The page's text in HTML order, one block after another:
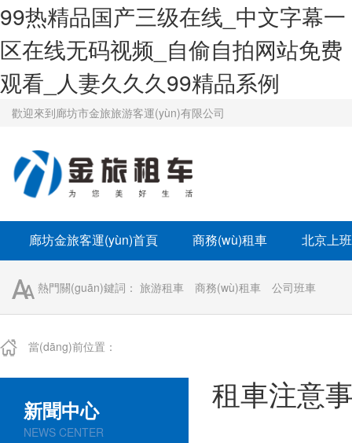
99热精品国产三级在线_中文字幕一
区在线无码视频_自偷自拍网站免费
观看_人妻久久久99精品系例
歡迎來到廊坊市金旅旅游客運(yùn)有限公司
廊坊金旅客運(yùn)首頁 商務(wù)租車 北京上
熱門關(guān)鍵詞： 旅游租車 商務(wù)租車 公司班車
當(dāng)前位置：
新聞中心
NEWS CENTER
租車注意